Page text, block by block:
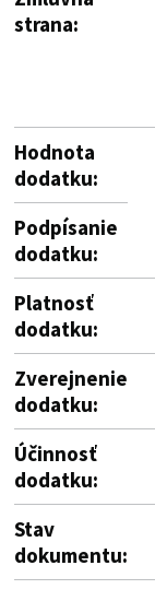
strana:
Hodnota
dodatku:
Podpísanie
dodatku:
Platnosť
dodatku:
Zverejnenie
dodatku:
Účinnosť
dodatku:
Stav
dokumentu: